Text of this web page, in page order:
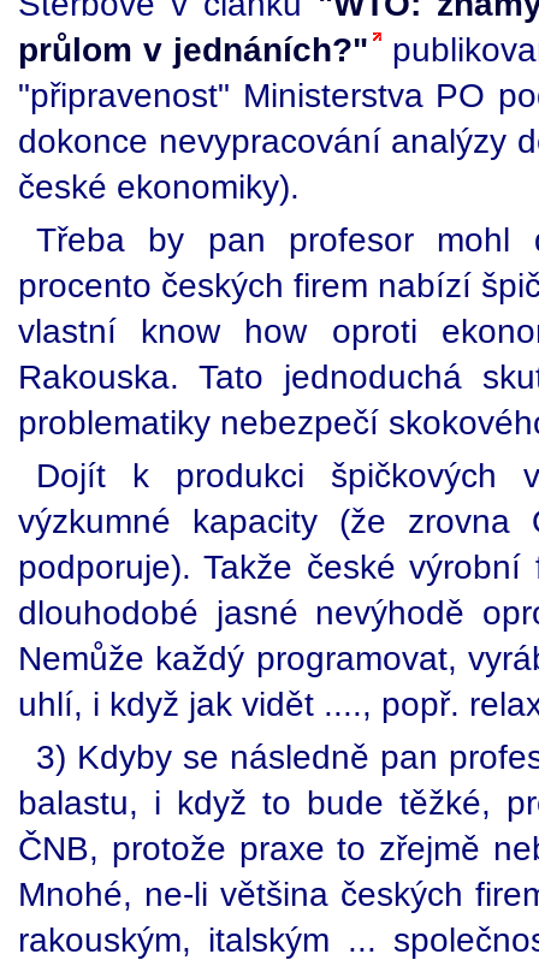
průlom v jednáních?"
"připravenost" Ministerstva PO
dokonce nevypracování analýzy
české ekonomiky).
Třeba by pan profesor mohl
procento českých firem nabízí
vlastní know how oproti
Rakouska. Tato jednoduchá
problematiky nebezpečí
Dojít k produkci špičkových
výzkumné kapacity (že
podporuje). Takže české
dlouhodobé jasné nevýhodě
Nemůže každý programovat,
uhlí, i když jak vidět ...., popř.
3) Kdyby se následně pan
balastu, i když to bude těžké,
ČNB, protože praxe to zřejmě
Mnohé, ne-li většina českých
rakouským, italským ...